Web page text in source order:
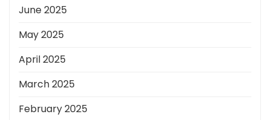
June 2025
May 2025
April 2025
March 2025
February 2025